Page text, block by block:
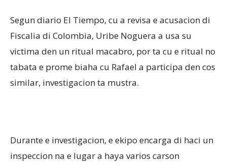
Segun diario El Tiempo, cu a revisa e acusacion di
Fiscalia di Colombia, Uribe Noguera a usa su
victima den un ritual macabro, por ta cu e ritual no
tabata e prome biaha cu Rafael a participa den cos
similar, investigacion ta mustra.
Durante e investigacion, e ekipo encarga di haci un
inspeccion na e lugar a haya varios carson